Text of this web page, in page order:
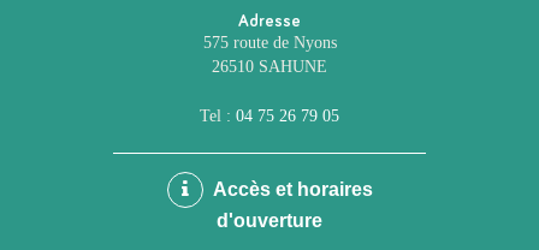
Adresse
575 route de Nyons
26510 SAHUNE
Tel : 04 75 26 79 05
Accès et horaires
d'ouverture